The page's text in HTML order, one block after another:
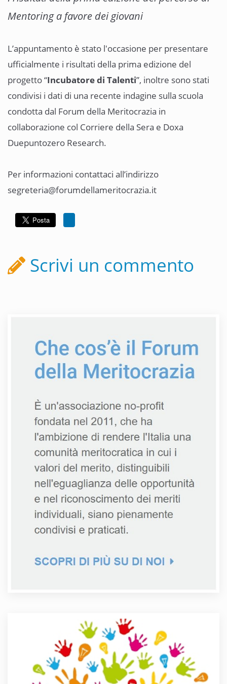
Mentoring a favore dei giovani
L’appuntamento è stato l'occasione per presentare
ufficialmente i risultati della prima edizione del
progetto “Incubatore di Talenti”, inoltre sono stati
condivisi i dati di una recente indagine sulla scuola
condotta dal Forum della Meritocrazia in
collaborazione col Corriere della Sera e Doxa
Duepuntozero Research.
Per informazioni contattaci all’indirizzo
segreteria@forumdellameritocrazia.it
Scrivi un commento